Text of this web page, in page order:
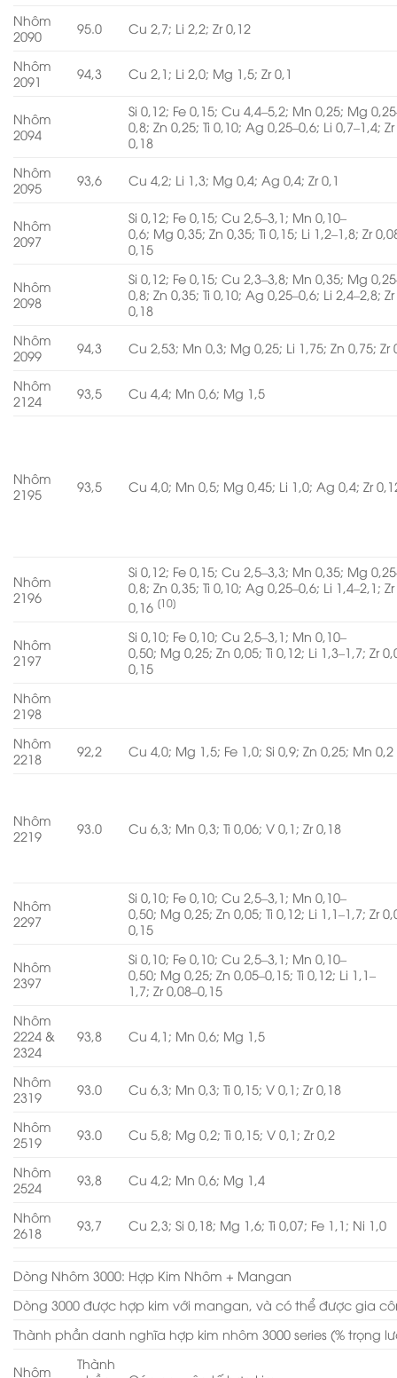
Nhôm
2090
95.0 Cu 2,7; Li 2,2; Zr 0,12
Nhôm
2091
94,3 Cu 2,1; Li 2,0; Mg 1,5; Zr 0,1
Nhôm
2094
Si 0,12; Fe 0,15; Cu 4,4–5,2; Mn 0,25; Mg
0,8; Zn 0,25; Ti 0,10; Ag 0,25–0,6; Li 0,7–1,4;
0,18
Nhôm
2095
93,6 Cu 4,2; Li 1,3; Mg 0,4; Ag 0,4; Zr 0,1
Nhôm
2097
Si 0,12; Fe 0,15; Cu 2,5–3,1; Mn 0,10–
0,6; Mg 0,35; Zn 0,35; Ti 0,15; Li 1,2–1,8; Zr
0,15
Nhôm
2098
Si 0,12; Fe 0,15; Cu 2,3–3,8; Mn 0,35; Mg
0,8; Zn 0,35; Ti 0,10; Ag 0,25–0,6; Li 2,4–2,8;
0,18
Nhôm
2099
94,3 Cu 2,53; Mn 0,3; Mg 0,25; Li 1,75; Zn 0,75; Zr
Nhôm
2124
93,5 Cu 4,4; Mn 0,6; Mg 1,5
Nhôm
2195
93,5 Cu 4,0; Mn 0,5; Mg 0,45; Li 1,0; Ag 0,4; Zr
Nhôm
2196
Si 0,12; Fe 0,15; Cu 2,5–3,3; Mn 0,35; Mg
0,8; Zn 0,35; Ti 0,10; Ag 0,25–0,6; Li 1,4–2,1;
0,16 [10]
Nhôm
2197
Si 0,10; Fe 0,10; Cu 2,5–3,1; Mn 0,10–
0,50; Mg 0,25; Zn 0,05; Ti 0,12; Li 1,3–1,7; Zr
0,15
Nhôm
2198
Nhôm
2218
92,2 Cu 4,0; Mg 1,5; Fe 1,0; Si 0,9; Zn 0,25; Mn 0,2
Nhôm
2219
93.0 Cu 6,3; Mn 0,3; Ti 0,06; V 0,1; Zr 0,18
Nhôm
2297
Si 0,10; Fe 0,10; Cu 2,5–3,1; Mn 0,10–
0,50; Mg 0,25; Zn 0,05; Ti 0,12; Li 1,1–1,7; Zr
0,15
Nhôm
2397
Si 0,10; Fe 0,10; Cu 2,5–3,1; Mn 0,10–
0,50; Mg 0,25; Zn 0,05–0,15; Ti 0,12; Li 1,1–
1,7; Zr 0,08–0,15
Nhôm
2224 &
2324
93,8 Cu 4,1; Mn 0,6; Mg 1,5
Nhôm
2319
93.0 Cu 6,3; Mn 0,3; Ti 0,15; V 0,1; Zr 0,18
Nhôm
2519
93.0 Cu 5,8; Mg 0,2; Ti 0,15; V 0,1; Zr 0,2
Nhôm
2524
93,8 Cu 4,2; Mn 0,6; Mg 1,4
Nhôm
2618
93,7 Cu 2,3; Si 0,18; Mg 1,6; Ti 0,07; Fe 1,1; Ni 1,0
Dòng Nhôm 3000: Hợp Kim Nhôm + Mangan
Dòng 3000 được hợp kim với mangan, và có thể được gia
Thành phần danh nghĩa hợp kim nhôm 3000 series (% trọng
Nhôm
Thành